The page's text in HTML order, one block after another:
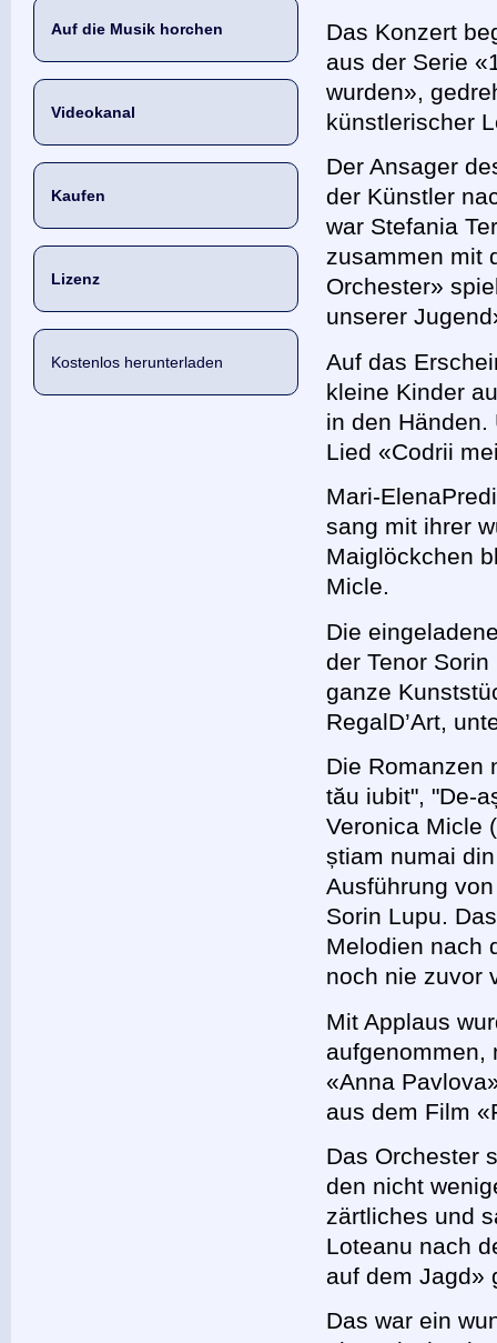
Auf die Musik horchen
Videokanal
Kaufen
Lizenz
Kostenlos herunterladen
Das Konzert
aus der Serie
wurden»,
künstlerischer
Der Ansager
der Künstler
war Stefania
zusammen mit
Orchester»
unserer
Auf das
kleine Kinder
in den
Lied «Codrii
Mari-
sang mit ihrer
Maiglöckchen
Micle.
Die
der Tenor
ganze
RegalD’Art,
Die Romanzen
tău iubit", "De-
Veronica Micle
știam numai
Ausführung
Sorin Lupu.
Melodien nach
noch nie zuvor
Mit Applaus
aufgenommen,
«Anna
aus dem Film
Das Orchester
den nicht
zärtliches und
Loteanu nach
auf dem Jagd»
Das war ein